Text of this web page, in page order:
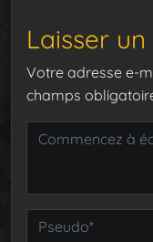
Laisser
Votre adresse e-
champs